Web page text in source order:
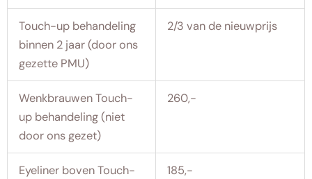
Touch-up behandeling
binnen 2 jaar (door ons
gezette PMU)
2/3 van de nieuwprijs
Wenkbrauwen Touch-
up behandeling (niet
door ons gezet)
260,-
Eyeliner boven Touch-
185,-